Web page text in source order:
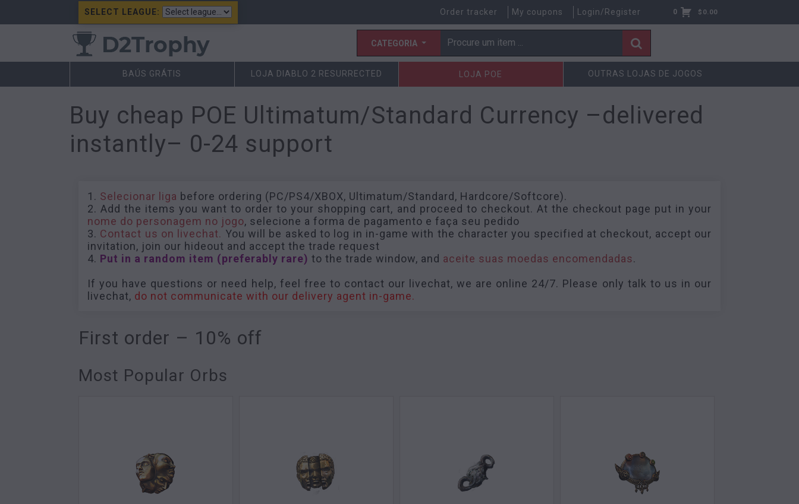
SELECT LEAGUE: Order tracker My coupons Login/Register 0 $ 0.00
CATEGORIA
BAÚS GRÁTIS LOJA DIABLO 2 RESURRECTED LOJA POE OUTRAS LOJAS DE JOGOS
Buy cheap POE Ultimatum/Standard Currency –delivered
instantly– 0-24 support
1. Selecionar liga before ordering (PC/PS4/XBOX, Ultimatum/Standard, Hardcore/Softcore).
2. Add the items you want to order to your shopping cart, and proceed to checkout. At the checkout page put in your
nome do personagem no jogo, selecione a forma de pagamento e faça seu pedido
3. Contact us on livechat. You will be asked to log in in-game with the character you specified at checkout, accept our
invitation, join our hideout and accept the trade request
4. Put in a random item (preferably rare) to the trade window, and aceite suas moedas encomendadas.
If you have questions or need help, feel free to contact our livechat, we are online 24/7. Please only talk to us in our
livechat, do not communicate with our delivery agent in-game.
First order – 10% off
Most Popular Orbs